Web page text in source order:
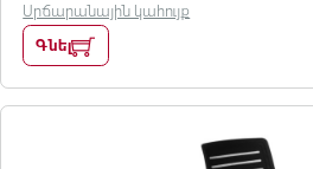
Սրճարանային կահույք
Գնել